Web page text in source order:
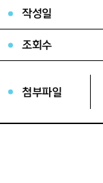
작성일
조회수
첨부파일